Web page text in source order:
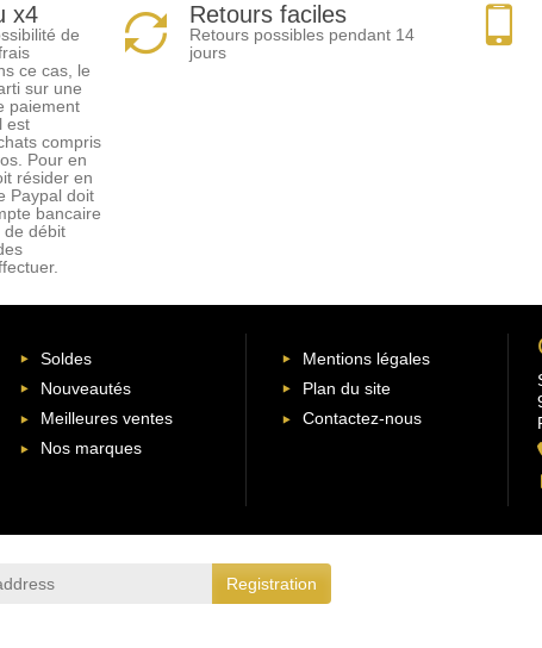
x4
de
ce cas, le
sur une
paiement
est
compris
Pour en
résider en
Paypal doit
bancaire
de débit
Retours faciles
Retours possibles pendant 14
jours
Soldes
Nouveautés
Meilleures ventes
Nos marques
Mentions légales
Plan du site
Contactez-nous